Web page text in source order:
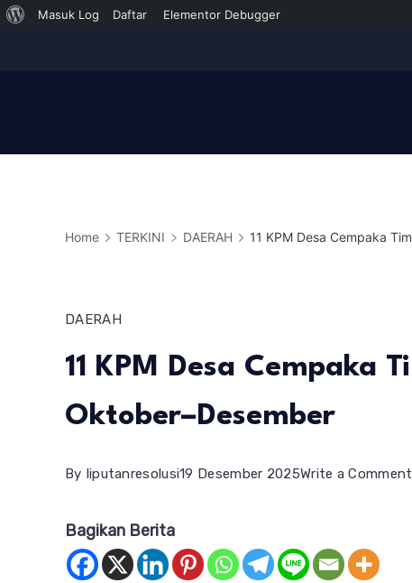
Tentang
Masuk Log Daftar Elementor Debugger
Home TERKINI DAERAH 11 KPM Desa Cempaka
DAERAH
11 KPM Desa Cempaka
Oktober–Desember
By liputanresolusi19 Desember 2025Write a Comment
Bagikan Berita